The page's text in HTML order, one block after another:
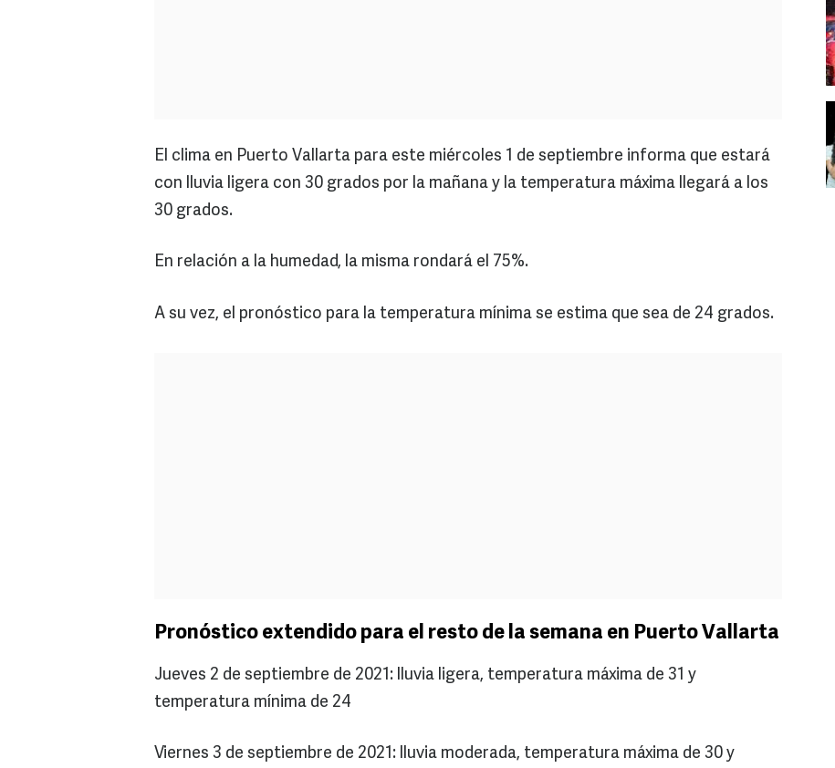
El clima en Puerto Vallarta para este miércoles 1 de septiembre informa que estará
con lluvia ligera con 30 grados por la mañana y la temperatura máxima llegará a los
30 grados.
En relación a la humedad, la misma rondará el 75%.
A su vez, el pronóstico para la temperatura mínima se estima que sea de 24 grados.
Pronóstico extendido para el resto de la semana en Puerto Vallarta
Jueves 2 de septiembre de 2021: lluvia ligera, temperatura máxima de 31 y
temperatura mínima de 24
Viernes 3 de septiembre de 2021: lluvia moderada, temperatura máxima de 30 y